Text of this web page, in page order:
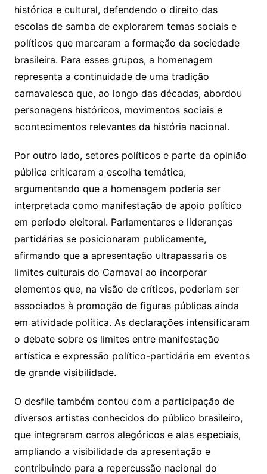
histórica e cultural, defendendo o direito das
escolas de samba de explorarem temas sociais e
políticos que marcaram a formação da sociedade
brasileira. Para esses grupos, a homenagem
representa a continuidade de uma tradição
carnavalesca que, ao longo das décadas, abordou
personagens históricos, movimentos sociais e
acontecimentos relevantes da história nacional.
Por outro lado, setores políticos e parte da opinião
pública criticaram a escolha temática,
argumentando que a homenagem poderia ser
interpretada como manifestação de apoio político
em período eleitoral. Parlamentares e lideranças
partidárias se posicionaram publicamente,
afirmando que a apresentação ultrapassaria os
limites culturais do Carnaval ao incorporar
elementos que, na visão de críticos, poderiam ser
associados à promoção de figuras públicas ainda
em atividade política. As declarações intensificaram
o debate sobre os limites entre manifestação
artística e expressão político-partidária em eventos
de grande visibilidade.
O desfile também contou com a participação de
diversos artistas conhecidos do público brasileiro,
que integraram carros alegóricos e alas especiais,
ampliando a visibilidade da apresentação e
contribuindo para a repercussão nacional do